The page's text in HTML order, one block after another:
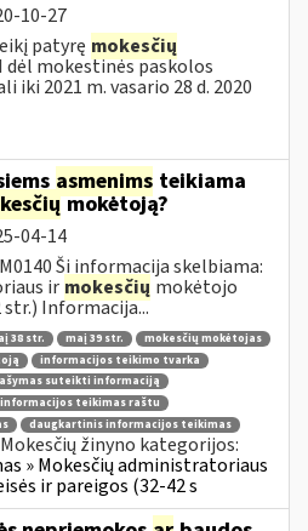
10-27
patyrę mokesčių
mokestinės paskolos
iki 2021 m. vasario 28 d. 2020
asmenims teikiama
mokėtoją?
04-14
Ši informacija skelbiama:
ir mokesčių mokėtojo
Informacija...
38 str. maį 39 str.
mokesčių mokėtojas
informacijos teikimo tvarka
suteikti informaciją
informacijos teikimas raštu
daugkartinis informacijos teikimas
Mokesčių žinyno kategorijos:
» Mokesčių administratoriaus
ir pareigos (32-42 s